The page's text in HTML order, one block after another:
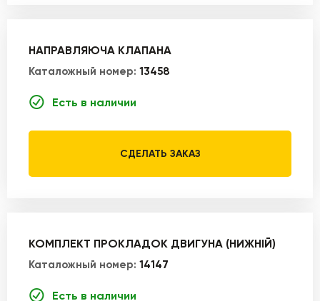
НАПРАВЛЯЮЧА КЛАПАНА
Каталожный номер: 13458
Есть в наличии
СДЕЛАТЬ ЗАКАЗ
КОМПЛЕКТ ПРОКЛАДОК ДВИГУНА (НИЖНІЙ)
Каталожный номер: 14147
Есть в наличии